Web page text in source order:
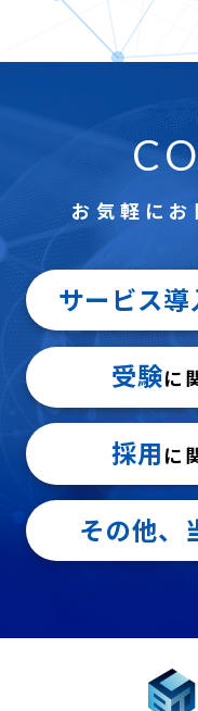
お気軽に
サービス導
受験に
採用 に
その他、